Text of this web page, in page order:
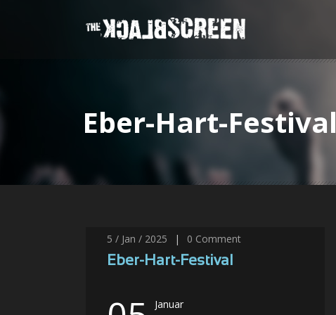
Eber-Hart-Festival
5 / Jan / 2025 | 0 Comment
Eber-Hart-Festival
Januar